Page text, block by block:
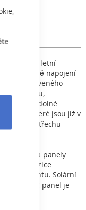
prodlouží letní
(V případě napojení
upraveného
mrazu,
také odolné
které jsou již v
a to na střechu
tak, aby na panely
Ideální pozice
od horizontu. Solární
každý SC panel je